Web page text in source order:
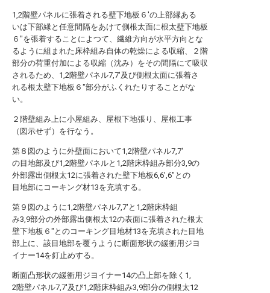
1,2階壁パネルに張着される壁下地板６′の上部縁ある
いは下部縁と任意間隔をあけて側根太面に根太壁下地板
６″を張着することによつて、繊維方向が水平方向とな
るように組まれた床枠組み自体の乾燥による収縮、２階
部分の荷重付加による収縮（沈み）をその間隔にて吸収
されるため、1,2階壁パネル7,7′及び側根太面に張着さ
れる根太壁下地板６″部分がふくれたりすることがな
い。
２階壁組み上に小屋組み、屋根下地張り、屋根工事
（図示せず）を行なう。
第８図のように外壁面において1,2階壁パネル7,7′
の目地部及び1,2階壁パネルと1,2階床枠組み部分3,9の
外部露出側根太12に張着された壁下地板6,6′,6″との
目地部にコーキング材13を充填する。
第９図のように1,2階壁パネル7,7′と1,2階床枠組
み3,9部分の外部露出側根太12の表面に張着された根太
壁下地板６″とのコーキング目地材13を充填された目地
部上に、該目地部を覆うように断面形状の緩衝用ジヨ
イナー14を釘止めする。
断面凸形状の緩衝用ジヨイナー14の凸上部を除く1,
2階壁パネル7,7′及び1,2階床枠組み3,9部分の側根太12